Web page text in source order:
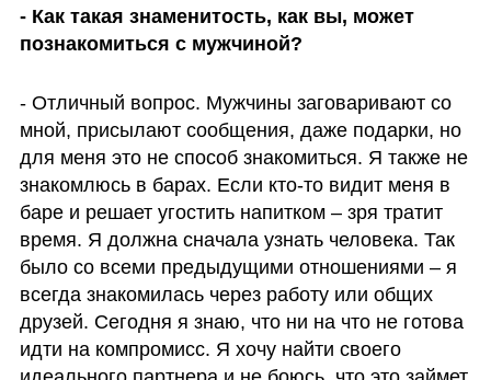
- Как такая знаменитость, как вы, может
познакомиться с мужчиной?
- Отличный вопрос. Мужчины заговаривают со
мной, присылают сообщения, даже подарки, но
для меня это не способ знакомиться. Я также не
знакомлюсь в барах. Если кто-то видит меня в
баре и решает угостить напитком – зря тратит
время. Я должна сначала узнать человека. Так
было со всеми предыдущими отношениями – я
всегда знакомилась через работу или общих
друзей. Сегодня я знаю, что ни на что не готова
идти на компромисс. Я хочу найти своего